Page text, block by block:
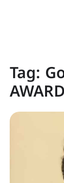
Tag:
AWARD